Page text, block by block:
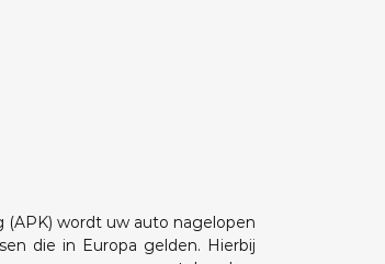
(APK) wordt uw auto nagelopen
die in Europa gelden. Hierbij